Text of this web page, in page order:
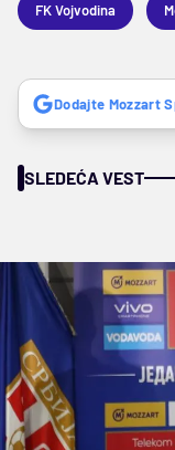
FK Vojvodina
Dodajte Mozzart
SLEDEĆA VEST